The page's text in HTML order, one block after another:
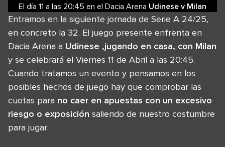
El día 11 a las 20:45 en el Dacia Arena Udinese v Milan
Entramos en la siguiente jornada de Serie A 24/25,
en concreto la 32. El juego presente enfrenta en
Dacia Arena a Udinese ,jugando en casa, con Milan
y se celebrará el Viernes 11 de Abril a las 20:45.
Cuando tratamos un evento y pensamos en los
posibles hechos de juego hay que comprobar las
cuotas para no caer en apuestas con un excesivo
riesgo o exposición saliendo de nuestro costumbre
para jugar.